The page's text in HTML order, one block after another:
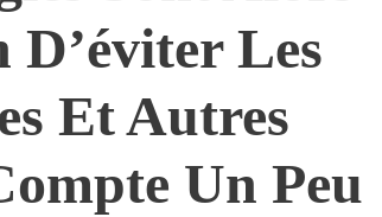
Les
Et Autres
Un Peu